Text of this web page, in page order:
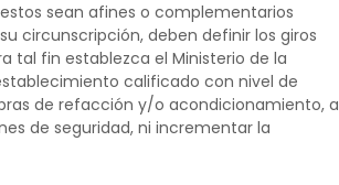
sean afines o complementarios
circunscripción, deben definir los giros
tal fin establezca el Ministerio de la
calificado con nivel de
de refacción y/o acondicionamiento, a
de seguridad, ni incrementar la